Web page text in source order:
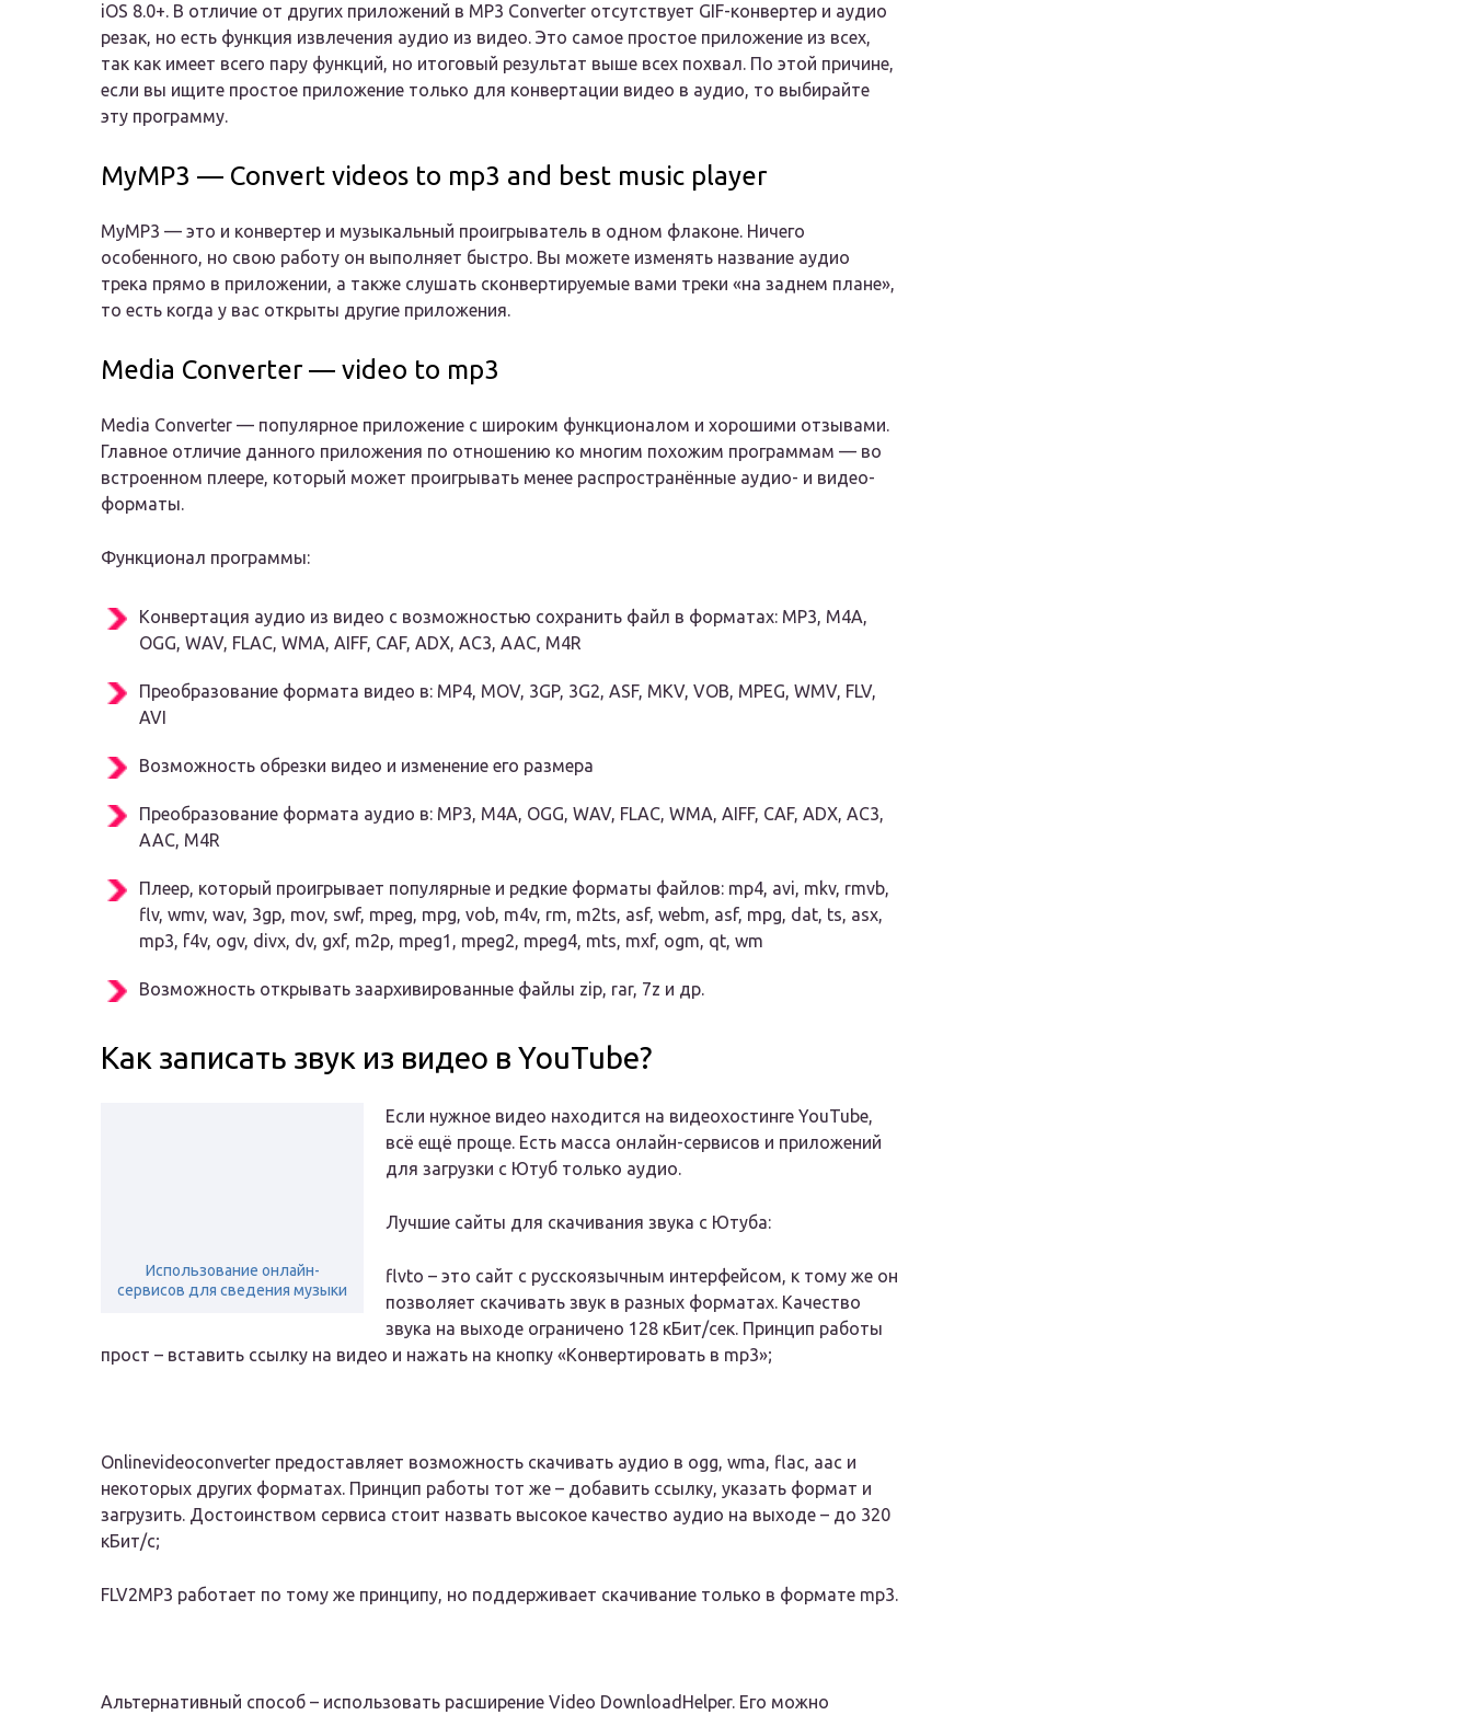
iOS 8.0+. В отличие от других приложений в MP3 Converter отсутствует GIF-конвертер и аудио
резак, но есть функция извлечения аудио из видео. Это самое простое приложение из всех,
так как имеет всего пару функций, но итоговый результат выше всех похвал. По этой причине,
если вы ищите простое приложение только для конвертации видео в аудио, то выбирайте
эту программу.
MyMP3 — Convert videos to mp3 and best music player
MyMP3 — это и конвертер и музыкальный проигрыватель в одном флаконе. Ничего
особенного, но свою работу он выполняет быстро. Вы можете изменять название аудио
трека прямо в приложении, а также слушать сконвертируемые вами треки «на заднем плане»,
то есть когда у вас открыты другие приложения.
Media Converter — video to mp3
Media Converter — популярное приложение с широким функционалом и хорошими отзывами.
Главное отличие данного приложения по отношению ко многим похожим программам — во
встроенном плеере, который может проигрывать менее распространённые аудио- и видео-
форматы.
Функционал программы:
Конвертация аудио из видео с возможностью сохранить файл в форматах: MP3, M4A,
OGG, WAV, FLAC, WMA, AIFF, CAF, ADX, AC3, AAC, M4R
Преобразование формата видео в: MP4, MOV, 3GP, 3G2, ASF, MKV, VOB, MPEG, WMV, FLV,
AVI
Возможность обрезки видео и изменение его размера
Преобразование формата аудио в: MP3, M4A, OGG, WAV, FLAC, WMA, AIFF, CAF, ADX, AC3,
AAC, M4R
Плеер, который проигрывает популярные и редкие форматы файлов: mp4, avi, mkv, rmvb,
flv, wmv, wav, 3gp, mov, swf, mpeg, mpg, vob, m4v, rm, m2ts, asf, webm, asf, mpg, dat, ts, asx,
mp3, f4v, ogv, divx, dv, gxf, m2p, mpeg1, mpeg2, mpeg4, mts, mxf, ogm, qt, wm
Возможность открывать заархивированные файлы zip, rar, 7z и др.
Как записать звук из видео в YouTube?
Использование онлайн-
сервисов для сведения музыки
Если нужное видео находится на видеохостинге YouTube,
всё ещё проще. Есть масса онлайн-сервисов и приложений
для загрузки с Ютуб только аудио.
Лучшие сайты для скачивания звука с Ютуба:
flvto – это сайт с русскоязычным интерфейсом, к тому же он
позволяет скачивать звук в разных форматах. Качество
звука на выходе ограничено 128 кБит/сек. Принцип работы
прост – вставить ссылку на видео и нажать на кнопку «Конвертировать в mp3»;
Onlinevideoconverter предоставляет возможность скачивать аудио в ogg, wma, flac, aac и
некоторых других форматах. Принцип работы тот же – добавить ссылку, указать формат и
загрузить. Достоинством сервиса стоит назвать высокое качество аудио на выходе – до 320
кБит/с;
FLV2MP3 работает по тому же принципу, но поддерживает скачивание только в формате mp3.
Альтернативный способ – использовать расширение Video DownloadHelper. Его можно